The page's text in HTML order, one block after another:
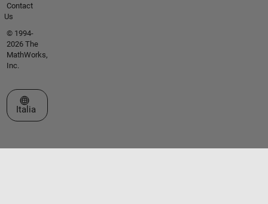
Contact
Us
© 1994-
2026 The
MathWorks,
Inc.
Seleziona un sito web
Italia